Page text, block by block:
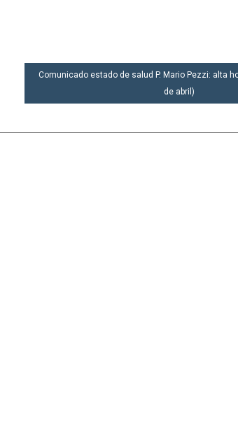
Comunicado estado de salud P. Mario Pezzi: alta
de abril)